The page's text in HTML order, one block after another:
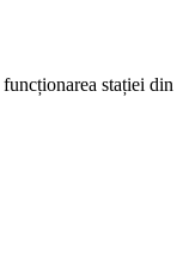
funcționarea stației din